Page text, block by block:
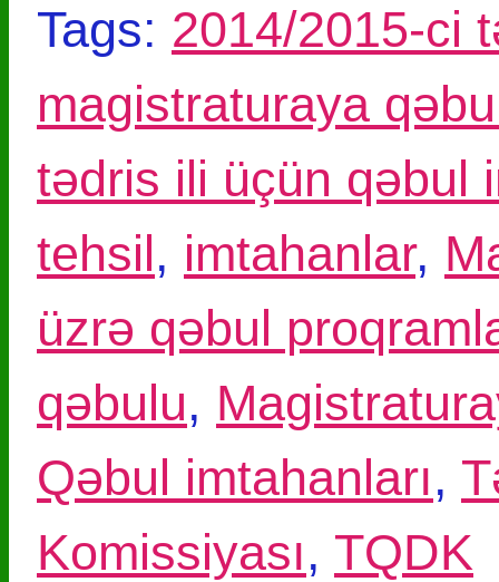
Tags: 2014/2015-ci
magistraturaya
tədris ili üçün qəbul
tehsil, imtahanlar,
üzrə qəbul
qəbulu,
Qəbul imtahanları,
Komissiyası, TQDK